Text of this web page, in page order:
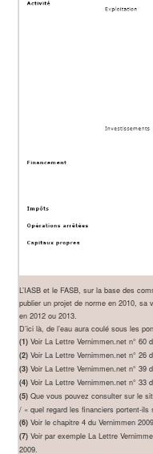
L’IASB et le FASB, sur la base des
publier un projet de norme en 2010, sa
en 2012 ou 2013.
D’ici là, de l’eau aura coulé sous les
(1) Voir La Lettre Vernimmen.net n° 60
(2) Voir La Lettre Vernimmen.net n° 26
(3) Voir La Lettre Vernimmen.net n° 39
(4) Voir La Lettre Vernimmen.net n° 33
(5) Que vous pouvez consulter sur le
/ « quel regard les financiers portent-ils
(6) Voir le chapitre 4 du Vernimmen
(7) Voir par exemple La Lettre
2009.